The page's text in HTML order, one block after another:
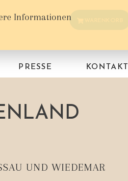
PRESSE KONTAKT
UND WIEDEMAR
Informationen